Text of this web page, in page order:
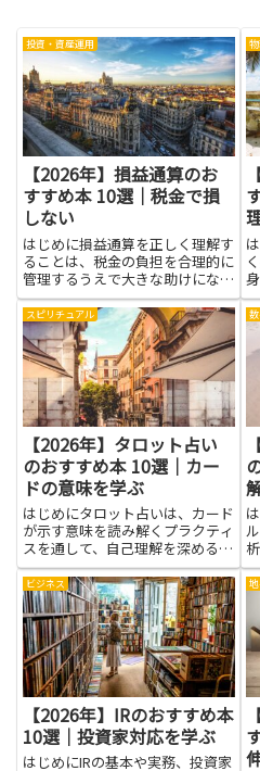
投資・資産運用
【2026年】損益通算のお
すすめ本 10選｜税金で損
しない
はじめに損益通算を正しく理解す
ることは、税金の負担を合理的に
管理するうえで大きな助けになり
ます。書籍を通じて学べば、株式
や不動産、事業の損失をどのよう
に扱うか、確定申告での記載方法
や必要書類、控除や繰越損失の仕
組みなどを順を追って把握でき
ま...
スピリチュアル
【2026年】タロット占い
のおすすめ本 10選｜カー
ドの意味を学ぶ
はじめにタロット占いは、カード
が示す意味を読み解くプラクティ
スを通して、自己理解を深める手
がかりをくれます。この記事で
は、カードの意味を学ぶときのヒ
ントになる本を選ぶポイントを、
難しくなく分かりやすい言葉で紹
介します。初心者の人でも手に取
り...
ビジネス
【2026年】IRのおすすめ本
10選｜投資家対応を学ぶ
はじめにIRの基本や実務、投資家